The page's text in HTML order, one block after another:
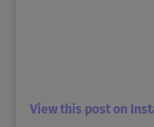
View this post on